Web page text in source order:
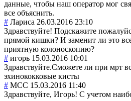
данные, чтобы наш оператор мог
все объяснить.
# Лариса 26.03.2016 23:10
Здравствуйте! Подскажите
прямой кишки? И заменит ли это
приятную колоноскопию?
# игорь 15.03.2016 10:01
Здравствуйте.Cможете ли при мрт
эхинококковые кисты
# MCC 15.03.2016 11:40
Здравствуйте, Игорь! С учетом